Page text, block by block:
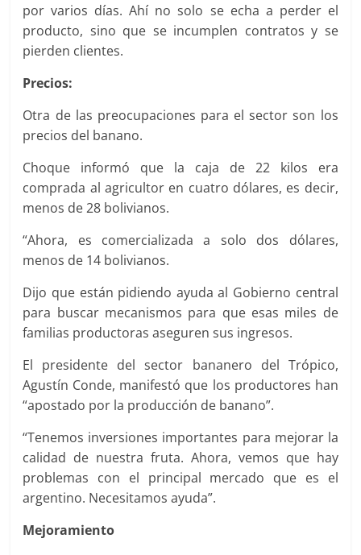
por varios días. Ahí no solo se echa a perder el
producto, sino que se incumplen contratos y se
pierden clientes.
Precios:
Otra de las preocupaciones para el sector son los
precios del banano.
Choque informó que la caja de 22 kilos era
comprada al agricultor en cuatro dólares, es decir,
menos de 28 bolivianos.
“Ahora, es comercializada a solo dos dólares,
menos de 14 bolivianos.
Dijo que están pidiendo ayuda al Gobierno central
para buscar mecanismos para que esas miles de
familias productoras aseguren sus ingresos.
El presidente del sector bananero del Trópico,
Agustín Conde, manifestó que los productores han
“apostado por la producción de banano”.
“Tenemos inversiones importantes para mejorar la
calidad de nuestra fruta. Ahora, vemos que hay
problemas con el principal mercado que es el
argentino. Necesitamos ayuda”.
Mejoramiento